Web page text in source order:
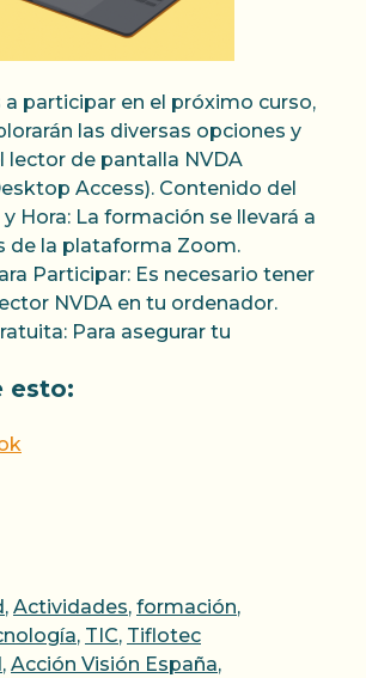
participar en el próximo curso,
las diversas opciones y
lector de pantalla NVDA
Access). Contenido del
y Hora: La formación se llevará a
de la plataforma Zoom.
Participar: Es necesario tener
NVDA en tu ordenador.
Para asegurar tu
esto:
, Actividades, formación,
, TIC, TiflotecEtiquetas
, Acción Visión España,